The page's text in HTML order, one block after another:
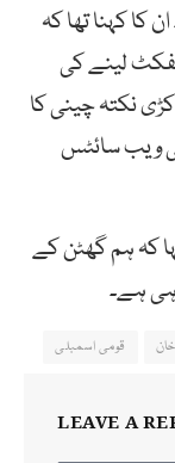
کا کہنا تھا کہ
لینے کی
نکتہ چینی کا
ویب سائٹس
کہ ہم گھٹن کے
ہے۔
قومی اسمبلی
LEAVE A